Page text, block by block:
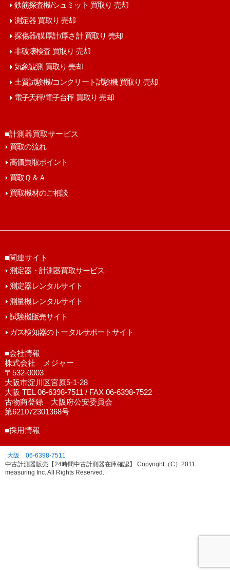
鉄筋探査機/シュミット 買取り 売却
測定器 買取り 売却
探傷器/膜厚計/厚さ計 買取り 売却
非破壊検査 買取り 売却
気象観測 買取り 売却
土質試験機/コンクリート試験機 買取り 売却
電子天秤/電子台秤 買取り 売却
■計測器買取サービス
買取の流れ
高価買取ポイント
買取Ｑ＆Ａ
買取機材のご相談
■関連サイト
測定器・計測器買取サービス
測定器レンタルサイト
測量機レンタルサイト
試験機販売サイト
ガス検知器のトータルサポートサイト
■会社情報
株式会社 メジャー
〒532-0003
大阪市淀川区宮原5-1-28
大阪 TEL 06-6398-7511 / FAX 06-6398-7522
古物商登録 大阪府公安委員会
第621072301368号
■採用情報
大阪 06-6398-7511
中古計測器販売【24時間中古計測器在庫確認】 Copyright（C）2011
measuring Inc. All Rights Reserved.